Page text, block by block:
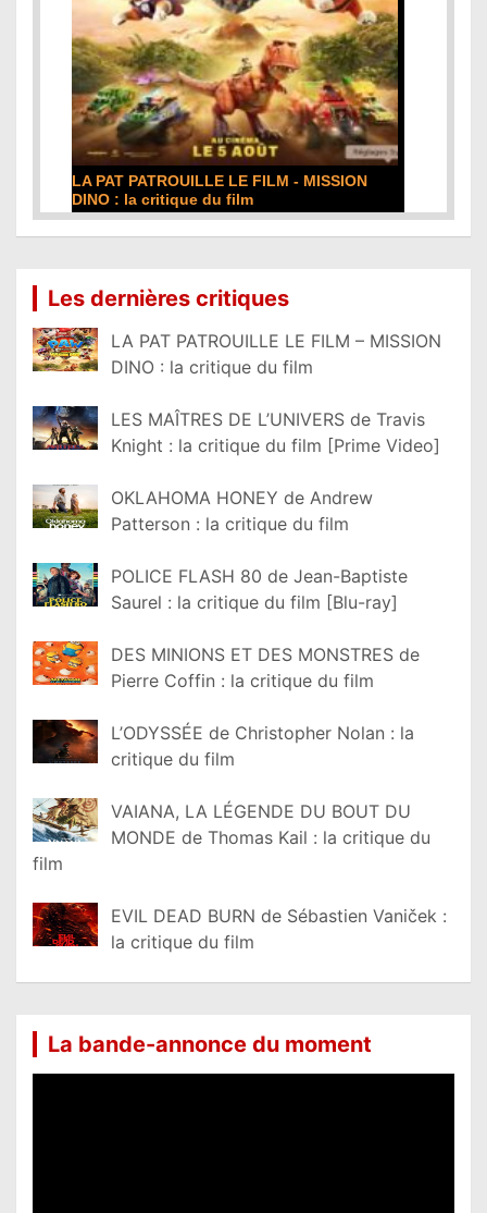
DE LA COMÉDIE-FRANÇAISE : la critique du
film
Les dernières critiques
LA PAT PATROUILLE LE FILM – MISSION
DINO : la critique du film
LES MAÎTRES DE L’UNIVERS de Travis
Knight : la critique du film [Prime Video]
OKLAHOMA HONEY de Andrew
Patterson : la critique du film
POLICE FLASH 80 de Jean-Baptiste
Saurel : la critique du film [Blu-ray]
DES MINIONS ET DES MONSTRES de
Pierre Coffin : la critique du film
L’ODYSSÉE de Christopher Nolan : la
critique du film
VAIANA, LA LÉGENDE DU BOUT DU
MONDE de Thomas Kail : la critique du
film
EVIL DEAD BURN de Sébastien Vaniček :
la critique du film
La bande-annonce du moment